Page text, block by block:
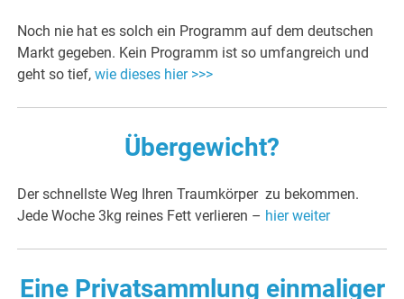
Noch nie hat es solch ein Programm auf dem deutschen
Markt gegeben. Kein Programm ist so umfangreich und
geht so tief,wie dieses hier >>>
Übergewicht?
Der schnellste Weg Ihren Traumkörper zu bekommen.
Jede Woche 3kg reines Fett verlieren – hier weiter
Eine Privatsammlung einmaliger